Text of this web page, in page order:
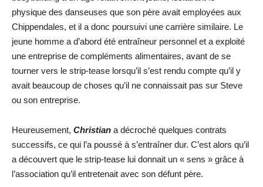
physique des danseuses que son père avait employées aux
Chippendales, et il a donc poursuivi une carrière similaire. Le
jeune homme a d’abord été entraîneur personnel et a exploité
une entreprise de compléments alimentaires, avant de se
tourner vers le strip-tease lorsqu’il s’est rendu compte qu’il y
avait beaucoup de choses qu’il ne connaissait pas sur Steve
ou son entreprise.
Heureusement, Christian a décroché quelques contrats
successifs, ce qui l’a poussé à s’entraîner dur. C’est alors qu’il
a découvert que le strip-tease lui donnait un « sens » grâce à
l’association qu’il entretenait avec son défunt père.